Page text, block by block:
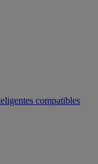
compatibles